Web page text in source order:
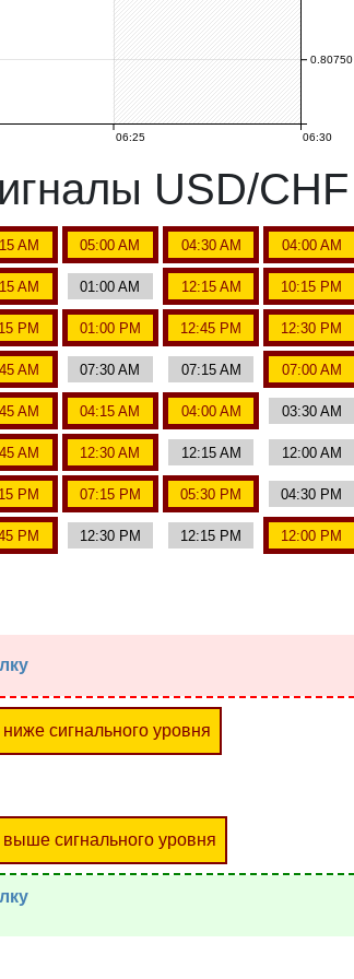
06:25 06:30
0.80750
USD/CHF
AM 05:00 AM 04:30 AM 04:00 AM
AM 01:00 AM 12:15 AM 10:15 PM
PM 01:00 PM 12:45 PM 12:30 PM
AM 07:30 AM 07:15 AM 07:00 AM
AM 04:15 AM 04:00 AM 03:30 AM
AM 12:30 AM 12:15 AM 12:00 AM
PM 07:15 PM 05:30 PM 04:30 PM
PM 12:30 PM 12:15 PM 12:00 PM
сигнального уровня
сигнального уровня